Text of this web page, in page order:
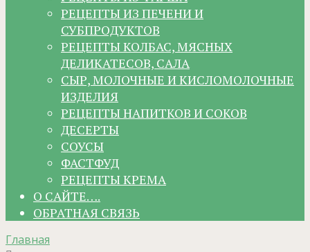
РЕЦЕПТЫ ИЗ ПЕЧЕНИ И
СУБПРОДУКТОВ
РЕЦЕПТЫ КОЛБАС, МЯСНЫХ
ДЕЛИКАТЕСОВ, САЛА
СЫР, МОЛОЧНЫЕ И КИСЛОМОЛОЧНЫЕ
ИЗДЕЛИЯ
РЕЦЕПТЫ НАПИТКОВ И СОКОВ
ДЕСЕРТЫ
СОУСЫ
ФАСТФУД
РЕЦЕПТЫ КРЕМА
О САЙТЕ….
ОБРАТНАЯ СВЯЗЬ
Главная